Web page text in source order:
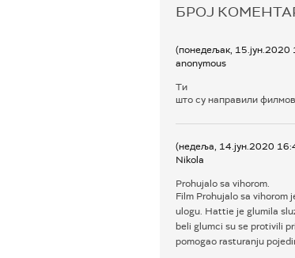
БРОЈ
(понедељак, 15.јун.2020
anonymous
Ти
што су направили
(недеља, 14.јун.2020
Nikola
Prohujalo sa vihorom.
Film Prohujalo sa vihorom
ulogu. Hattie je glumila
beli glumci su se protivili
pomogao rasturanju